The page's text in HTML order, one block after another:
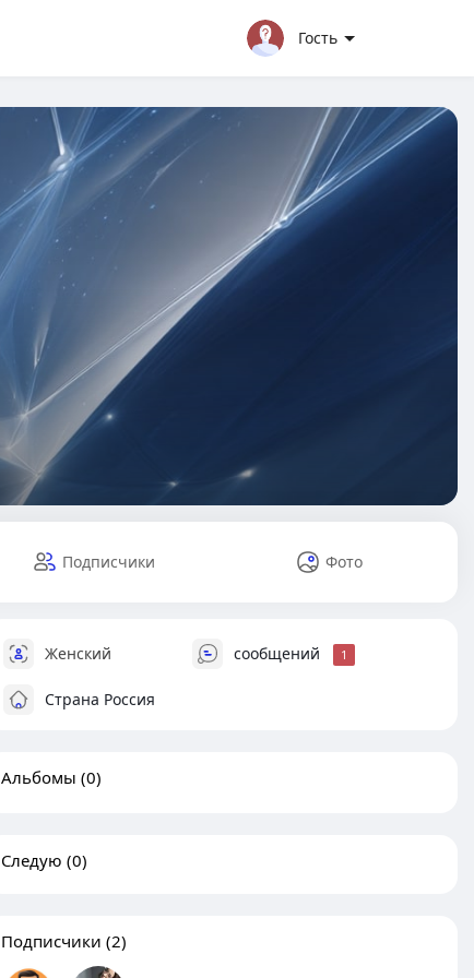
Гость
Подписчики Фото
Женский сообщений 1
Страна Россия
Альбомы (0)
Следую (0)
Подписчики (2)